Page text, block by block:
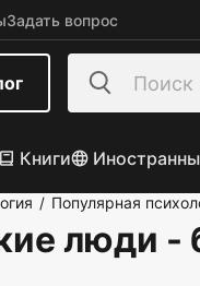
Задать вопрос
Книги
/ Популярная
люди